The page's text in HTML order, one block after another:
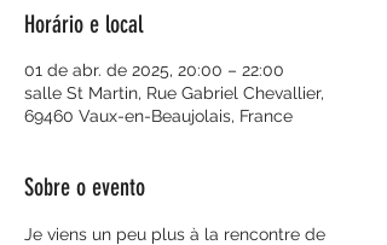
Horário e local
01 de abr. de 2025, 20:00 – 22:00
salle St Martin, Rue Gabriel Chevallier,
69460 Vaux-en-Beaujolais, France
Sobre o evento
Je viens un peu plus à la rencontre de